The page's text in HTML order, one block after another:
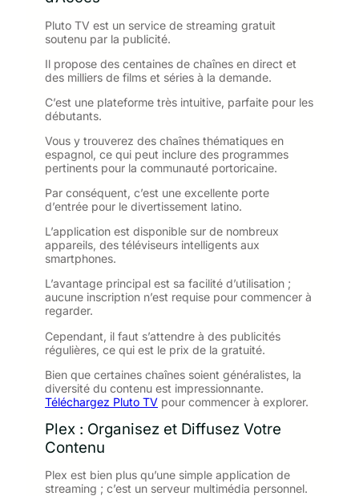
Pluto TV est un service de streaming gratuit
soutenu par la publicité.
Il propose des centaines de chaînes en direct et
des milliers de films et séries à la demande.
C’est une plateforme très intuitive, parfaite pour les
débutants.
Vous y trouverez des chaînes thématiques en
espagnol, ce qui peut inclure des programmes
pertinents pour la communauté portoricaine.
Par conséquent, c’est une excellente porte
d’entrée pour le divertissement latino.
L’application est disponible sur de nombreux
appareils, des téléviseurs intelligents aux
smartphones.
L’avantage principal est sa facilité d’utilisation ;
aucune inscription n’est requise pour commencer à
regarder.
Cependant, il faut s’attendre à des publicités
régulières, ce qui est le prix de la gratuité.
Bien que certaines chaînes soient généralistes, la
diversité du contenu est impressionnante.
Téléchargez Pluto TV pour commencer à explorer.
Plex : Organisez et Diffusez Votre
Contenu
Plex est bien plus qu’une simple application de
streaming ; c’est un serveur multimédia personnel.